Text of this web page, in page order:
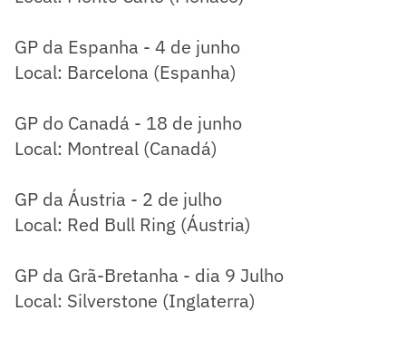
GP da Espanha - 4 de junho
Local: Barcelona (Espanha)
GP do Canadá - 18 de junho
Local: Montreal (Canadá)
GP da Áustria - 2 de julho
Local: Red Bull Ring (Áustria)
GP da Grã-Bretanha - dia 9 Julho
Local: Silverstone (Inglaterra)